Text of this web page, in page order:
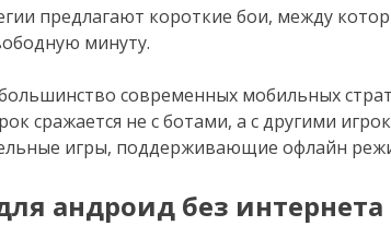
предлагают короткие бои, между
минуту.
современных мобильных
сражается не с ботами, а с другими
игры, поддерживающие офлайн
андроид без интернета